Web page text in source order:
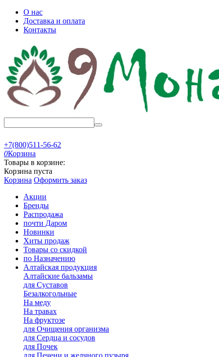
О нас
Доставка и оплата
Контакты
+7(800)511-56-62
0Корзина
Товары в корзине:
Корзина пуста
Корзина Оформить заказ
Акции
Бренды
Распродажа
почти Даром
Новинки
Хиты продаж
Товары со скидкой
по Назначению
Алтайская продукция
Алтайские бальзамы
для Суставов
Безалкогольные
На меду
На травах
На фруктозе
для Очищения организма
для Сердца и сосудов
для Почек
для Печени и желчного пузыря